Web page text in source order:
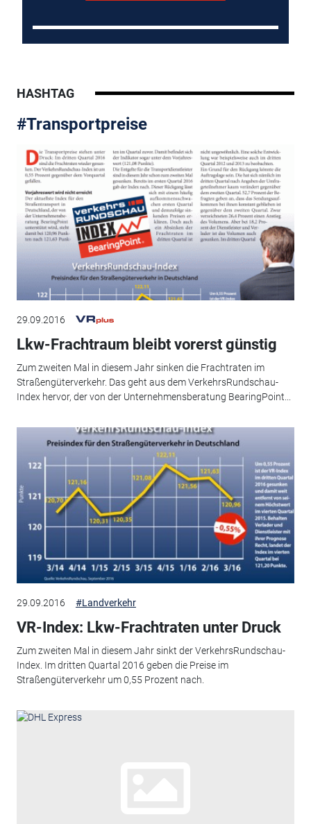
HASHTAG
#Transportpreise
29.09.2016
Lkw-Frachtraum bleibt vorerst günstig
Zum zweiten Mal in diesem Jahr sinken die Frachtraten im
Straßengüterverkehr. Das geht aus dem VerkehrsRundschau-
Index hervor, der von der Unternehmensberatung BearingPoint...
29.09.2016 #Landverkehr
VR-Index: Lkw-Frachtraten unter Druck
Zum zweiten Mal in diesem Jahr sinkt der VerkehrsRundschau-
Index. Im dritten Quartal 2016 geben die Preise im
Straßengüterverkehr um 0,55 Prozent nach.